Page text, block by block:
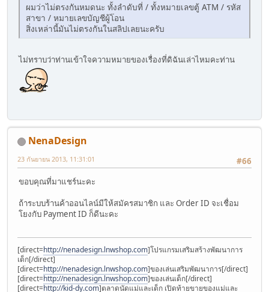
ผมว่าไม่ตรงกันหมดนะ ทั้งลำดับที่ / ทั้งหมายเลขตู้ ATM / รหัส
สาขา / หมายเลขบัญชีผู้โอน
สิ่งเหล่านี้มันไม่ตรงกันในสลิปเลยนะครับ
ไม่ทราบว่าท่านเข้าใจความหมายของเรื่องที่ดิฉันเล่าไหมคะท่าน
NenaDesign
#66
23 กันยายน 2013, 11:31:01
ขอบคุณที่มาแชร์นะคะ
ถ้าระบบร้านค้าออนไลน์มีให้สมัครสมาชิก และ Order ID จะเชื่อม
โยงกับ Payment ID ก็ดีนะคะ
[direct=http://nenadesign.lnwshop.com]โปรแกรมเสริมสร้างพัฒนาการ
เด็ก[/direct]
[direct=http://nenadesign.lnwshop.com]ของเล่นเสริมพัฒนาการ[/direct]
[direct=http://nenadesign.lnwshop.com]ของเล่นเด็ก[/direct]
[direct=http://kid-dy.com]ตลาดนัดแม่และเด็ก เปิดท้ายขายของแม่และ